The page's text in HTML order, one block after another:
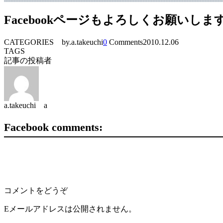
Facebookページもよろしくお願いしま
CATEGORIES by.a.takeuchi0 Comments2010.12.06
TAGS
記事の投稿者
a.takeuchi a
Facebook comments:
コメントをどうぞ
Eメールアドレスは公開されません。